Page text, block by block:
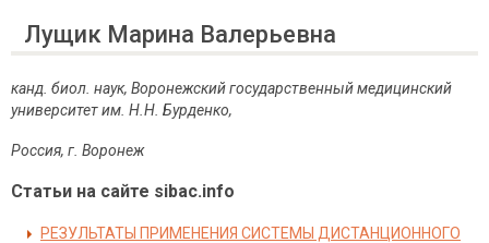
Лущик Марина Валерьевна
канд. биол. наук, Воронежский государственный медицинский
университет им. Н.Н. Бурденко,
Россия, г. Воронеж
Статьи на сайте sibac.info
РЕЗУЛЬТАТЫ ПРИМЕНЕНИЯ СИСТЕМЫ ДИСТАНЦИОННОГО